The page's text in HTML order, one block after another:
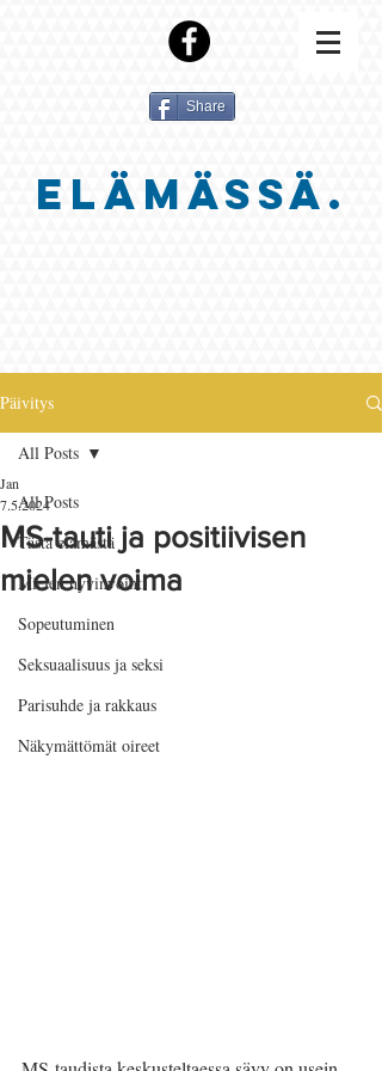
Share
ELÄMÄSSÄ.
Päivitys
All Posts
Tästä elämästä
Mielen hyvinvointi
Sopeutuminen
Seksuaalisuus ja seksi
Parisuhde ja rakkaus
Näkymättömät oireet
All Posts
MS-tauti ja positiivisen
mielen voima
Jan
7.5.2024